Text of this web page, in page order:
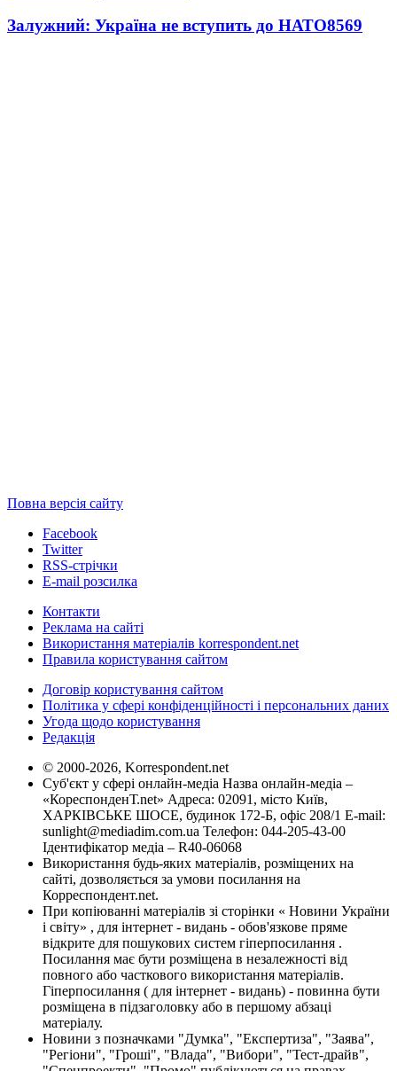
Залужний: Україна не вступить до НАТО8569
Повна версія сайту
Facebook
Twitter
RSS-стрічки
E-mail розсилка
Контакти
Реклама на сайті
Використання матеріалів korrespondent.net
Правила користування сайтом
Договір користування сайтом
Політика у сфері конфіденційності і персональних даних
Угода щодо користування
Редакція
© 2000-2026, Korrespondent.net
Суб'єкт у сфері онлайн-медіа Назва онлайн-медіа –
«КореспонденТ.net» Адреса: 02091, місто Київ,
ХАРКІВСЬКЕ ШОСЕ, будинок 172-Б, офіс 208/1 E-mail:
sunlight@mediadim.com.ua Телефон: 044-205-43-00
Ідентифікатор медіа – R40-06068
Використання будь-яких матеріалів, розміщених на
сайті, дозволяється за умови посилання на
Корреспондент.net.
При копіюванні матеріалів зі сторінки « Новини України
і світу» , для інтернет - видань - обов'язкове пряме
відкрите для пошукових систем гіперпосилання .
Посилання має бути розміщена в незалежності від
повного або часткового використання матеріалів.
Гіперпосилання ( для інтернет - видань) - повинна бути
розміщена в підзаголовку або в першому абзаці
матеріалу.
Новини з позначками "Думка", "Експертиза", "Заява",
"Регіони", "Гроші", "Влада", "Вибори", "Тест-драйв",